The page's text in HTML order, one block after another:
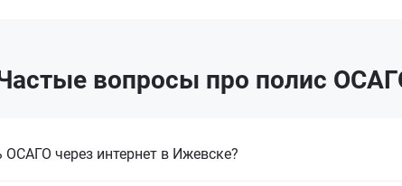
вопросы про полис
через интернет в Ижевске?